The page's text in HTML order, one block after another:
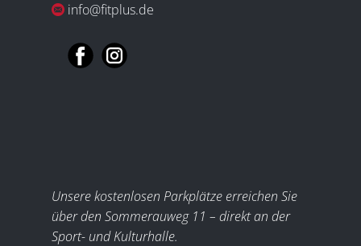
info@fitplus.de
Unsere kostenlosen Parkplätze erreichen Sie
über den Sommerauweg 11 – direkt an der
Sport- und Kulturhalle.